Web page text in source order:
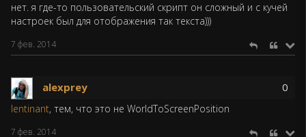
нет. я где-то пользовательский скрипт он сложный и с кучей
настроек был для отображения так текста)))
7 фев. 2014
alexprey 0
lentinant, тем, что это не WorldToScreenPosition
7 фев. 2014